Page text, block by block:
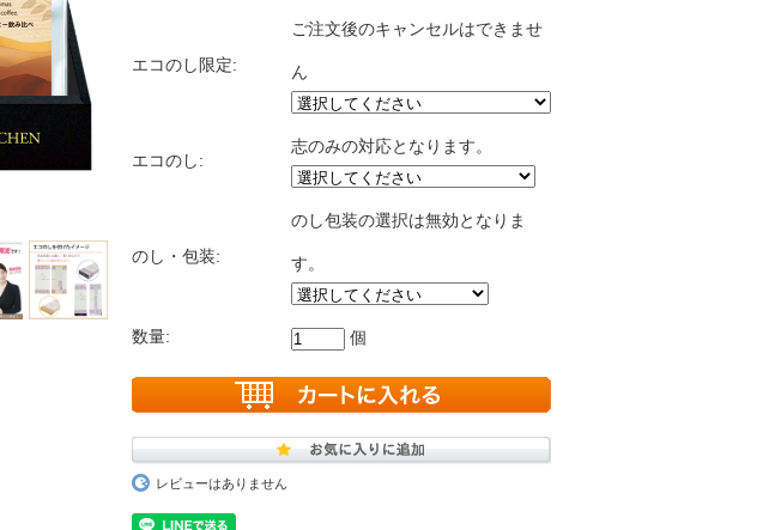
エコのし限定:
ご注文後のキャンセルはできませ
ん
エコのし:
志のみの対応となります。
のし・包装:
のし包装の選択は無効となりま
す。
数量: 個
レビューはありません